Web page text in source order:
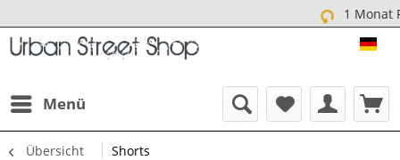
1 Monat
Menü
Übersicht Shorts